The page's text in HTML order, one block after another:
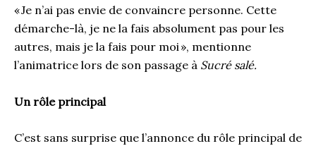
« Je n’ai pas envie de convaincre personne. Cette
démarche-là, je ne la fais absolument pas pour les
autres, mais je la fais pour moi », mentionne
l’animatrice lors de son passage à Sucré salé.
Un rôle principal
C’est sans surprise que l’annonce du rôle principal de